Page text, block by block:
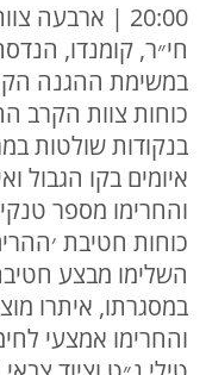
20:00 | ארבעה
חי״ר, קומנדו,
בנקודות שולטות
איומים בקו הגבול
והחרימו מספר
השלימו מבצע
במסגרתו, איתרו
והחרימו אמצעי